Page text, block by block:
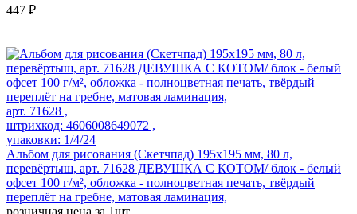
447 ₽
арт. 71628 ,
штрихкод: 4606008649072 ,
упаковки: 1/4/24
Альбом для рисования (Скетчпад) 195x195 мм, 80 л,
перевёртыш, арт. 71628 ДЕВУШКА С КОТОМ/ блок - белый
офсет 100 г/м², обложка - полноцветная печать, твёрдый
переплёт на гребне, матовая ламинация,